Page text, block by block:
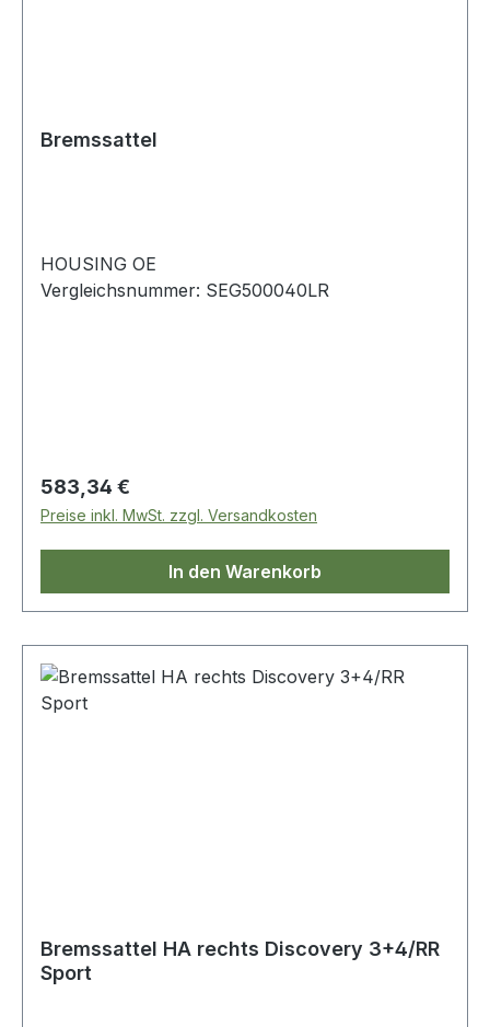
Bremssattel
HOUSING OE
Vergleichsnummer: SEG500040LR
Regulärer Preis:
583,34 €
Preise inkl. MwSt. zzgl. Versandkosten
In den Warenkorb
Bremssattel HA rechts Discovery 3+4/RR
Sport